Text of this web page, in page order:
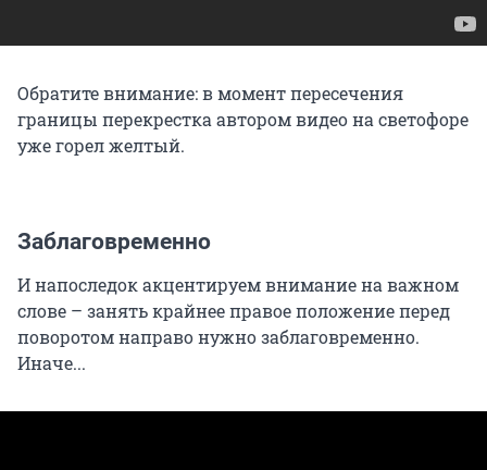
Обратите внимание: в момент пересечения
границы перекрестка автором видео на светофоре
уже горел желтый.
Заблаговременно
И напоследок акцентируем внимание на важном
слове – занять крайнее правое положение перед
поворотом направо нужно заблаговременно.
Иначе...